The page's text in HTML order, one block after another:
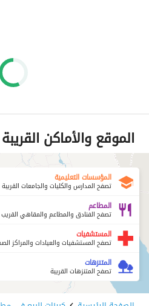
الموقع والأماكن القريبة
المؤسسات التعليمية
تصفح المدارس والكليات والجامعات القريبة
المطاعم
تصفح الفنادق والمطاعم والمقاهي القريب
المستشفيات
تصفح المستشفيات والعيادات والمراكز
المتنزهات
تصفح المتنزهات القريبة